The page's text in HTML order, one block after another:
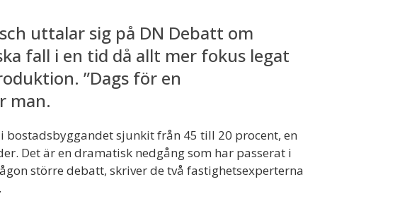
uttalar sig på DN Debatt om
fall i en tid då allt mer fokus legat
”Dags för en
man.
bostadsbyggandet sjunkit från 45 till 20 procent, en
Det är en dramatisk nedgång som har passerat i
större debatt, skriver de två fastighetsexperterna